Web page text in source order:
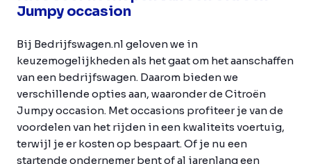
Jumpy occasion
Bij Bedrijfswagen.nl geloven we in
keuzemogelijkheden als het gaat om het aanschaffen
van een bedrijfswagen. Daarom bieden we
verschillende opties aan, waaronder de Citroën
Jumpy occasion. Met occasions profiteer je van de
voordelen van het rijden in een kwaliteits voertuig,
terwijl je er kosten op bespaart. Of je nu een
startende ondernemer bent of al jarenlang een